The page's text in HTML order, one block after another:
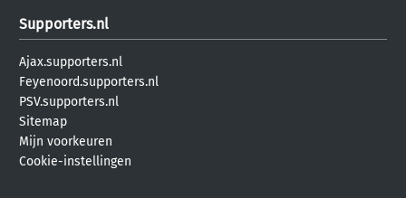
Supporters.nl
Ajax.supporters.nl
Feyenoord.supporters.nl
PSV.supporters.nl
Sitemap
Mijn voorkeuren
Cookie-instellingen